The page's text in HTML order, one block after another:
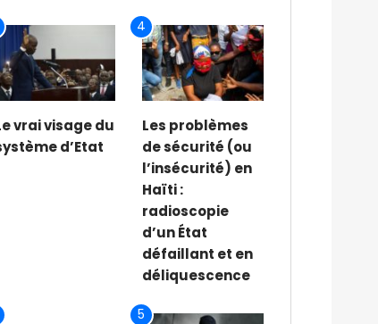
vrai visage du
d’Etat
4
Les problèmes
de sécurité (ou
l’insécurité) en
Haïti :
radioscopie
d’un État
défaillant et en
déliquescence
5